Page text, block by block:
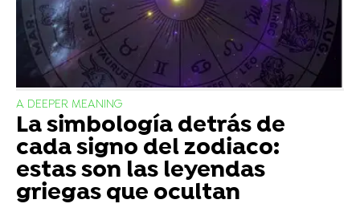
A DEEPER MEANING
La simbología detrás de
cada signo del zodiaco:
estas son las leyendas
griegas que ocultan